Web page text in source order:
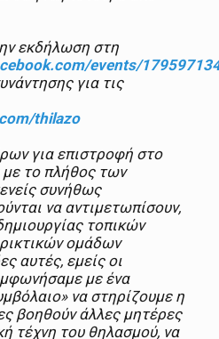
εκδήλωση στη
events/
για τις
thilazo
για επιστροφή στο
το πλήθος των
συνήθως
να αντιμετωπίσουν,
τοπικών
ομάδων
αυτές, εμείς οι
με ένα
να στηρίζουμε η
βοηθούν άλλες μητέρες
τέχνη του θηλασμού, να